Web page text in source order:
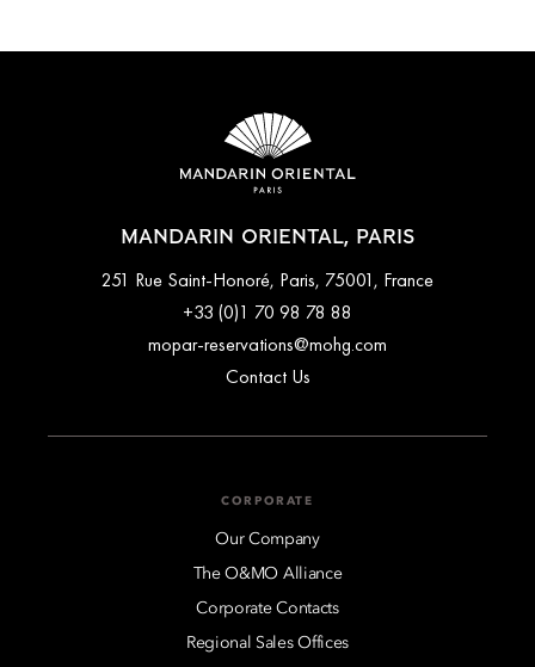
MANDARIN ORIENTAL, PARIS
251 Rue Saint-Honoré, Paris, 75001, France
+33 (0)1 70 98 78 88
mopar-reservations@mohg.com
Contact Us
CORPORATE
Our Company
The O&MO Alliance
Corporate Contacts
Regional Sales Offices